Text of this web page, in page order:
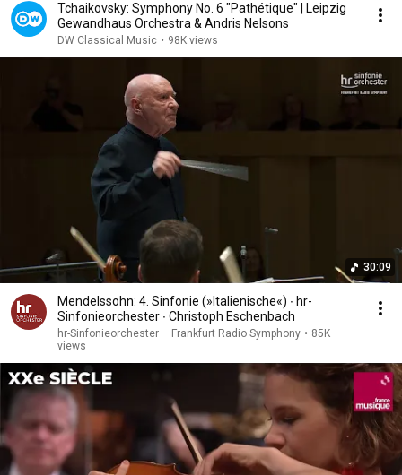
Tchaikovsky: Symphony No. 6 "Pathétique" | Leipzig
Gewandhaus Orchestra & Andris Nelsons
DW Classical Music • 98K views
30:09
Mendelssohn: 4. Sinfonie (»Italienische«) ∙ hr-
Sinfonieorchester ∙ Christoph Eschenbach
hr-Sinfonieorchester – Frankfurt Radio Symphony • 85K
views